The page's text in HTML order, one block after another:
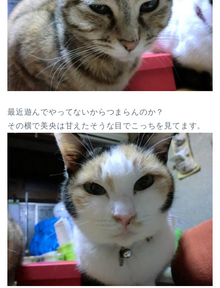
最近遊んでやってないからつまらんのか？
その横で美央は甘えたそうな目でこっちを見てます。